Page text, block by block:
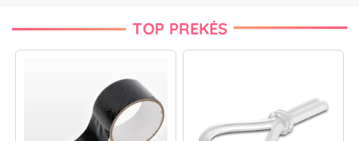
TOP PREKĖS